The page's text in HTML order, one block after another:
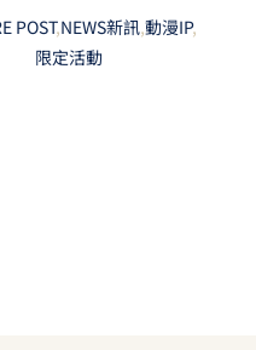
POST,NEWS新訊,動漫IP,
限定活動